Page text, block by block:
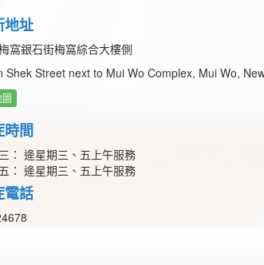
地址
窩銀石街梅窩綜合大樓側
Shek Street next to Mui Wo Complex, Mui Wo,
時間
： 逄星期三、五上午服務
： 逄星期三、五上午服務
電話